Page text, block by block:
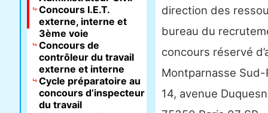
direction des
bureau du
concours réservé
Montparnasse
14, avenue
Concours I.E.T.
externe, interne et
3ème voie
Concours de
contrôleur du travail
externe et interne
Cycle préparatoire au
concours d’inspecteur
du travail